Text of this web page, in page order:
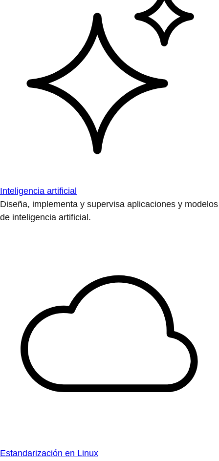
Inteligencia artificial
Diseña, implementa y supervisa aplicaciones y modelos
de inteligencia artificial.
Estandarización en Linux